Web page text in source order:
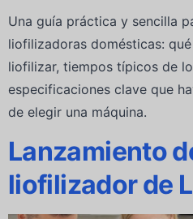
Una guía práctica y sencilla
liofilizadoras domésticas:
liofilizar, tiempos típicos de
especificaciones clave que
de elegir una máquina.
Lanzamiento
liofilizador de